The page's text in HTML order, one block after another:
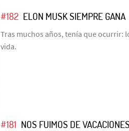
#182 ELON MUSK SIEMPRE GANA
Tras muchos años, tenía que ocurrir:
vida.
#181 NOS FUIMOS DE